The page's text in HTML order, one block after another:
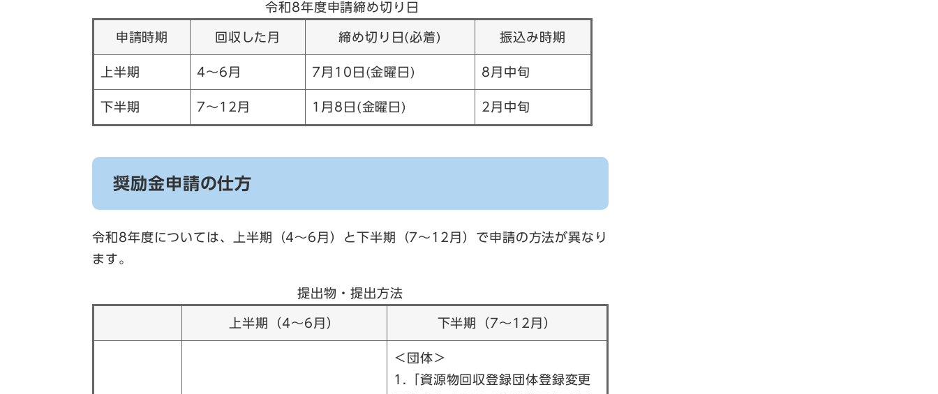
令和8年度申請締め切り日
申請時期 回収した月 締め切り日(必着) 振込み時期
上半期 4～6月 7月10日(金曜日) 8月中旬
下半期 7～12月 1月8日(金曜日) 2月中旬
奨励金申請の仕方
令和8年度については、上半期（4～6月）と下半期（7～12月）で申請の方法が異なり
ます。
提出物・提出方法
上半期（4～6月） 下半期（7～12月）
＜団体＞
1.「資源物回収登録団体登録変更